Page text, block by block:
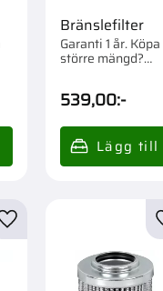
Bränslefilter
Garanti 1 år. Köpa
större mängd?
539,00:-
Lägg till i favoriter